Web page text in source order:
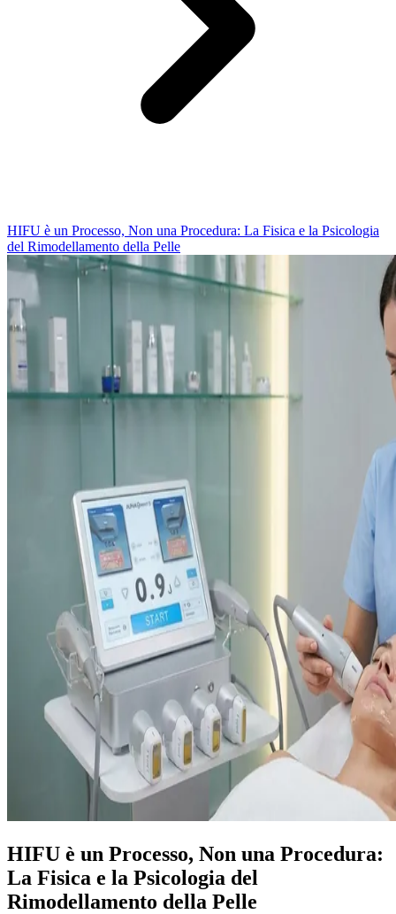
HIFU è un Processo, Non una Procedura: La Fisica e la Psicologia
del Rimodellamento della Pelle
HIFU è un Processo, Non una Procedura:
La Fisica e la Psicologia del
Rimodellamento della Pelle